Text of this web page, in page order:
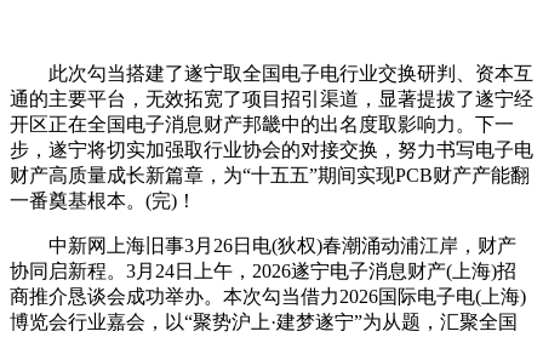
此次勾当搭建了遂宁取全国电子电行业交换研判、资本互
通的主要平台，无效拓宽了项目招引渠道，显著提拔了遂宁经
开区正在全国电子消息财产邦畿中的出名度取影响力。下一
步，遂宁将切实加强取行业协会的对接交换，努力书写电子电
财产高质量成长新篇章，为“十五五”期间实现PCB财产产能翻
一番奠基根本。(完)！
中新网上海旧事3月26日电(狄权)春潮涌动浦江岸，财产
协同启新程。3月24日上午，2026遂宁电子消息财产(上海)招
商推介恳谈会成功举办。本次勾当借力2026国际电子电(上海)
博览会行业嘉会，以“聚势沪上·建梦遂宁”为从题，汇聚全国